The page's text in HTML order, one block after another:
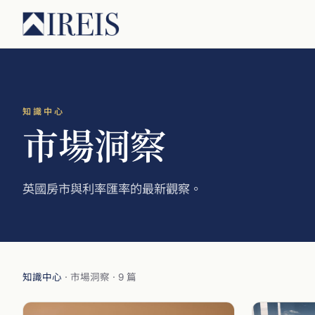
知識中心
市場洞察
英國房市與利率匯率的最新觀察。
知識中心 · 市場洞察 · 9 篇